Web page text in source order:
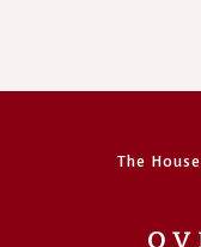
The